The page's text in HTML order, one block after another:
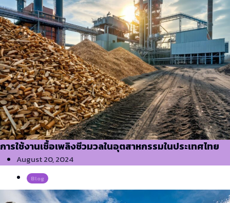
การใช้งานเชื้อเพลิงชีวมวลในอุตสาหกรรมในประเทศไทย
August 20, 2024
Blog